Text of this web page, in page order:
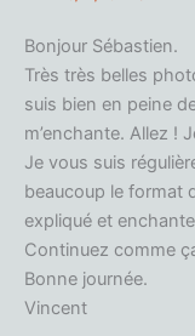
Bonjour Sébastien.
Très très belles
suis bien en peine
m’enchante. Allez !
Je vous suis
beaucoup le format
expliqué et
Continuez comme
Bonne journée.
Vincent